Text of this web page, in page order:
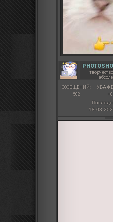
СООБЩЕНИЙ:
502
+0